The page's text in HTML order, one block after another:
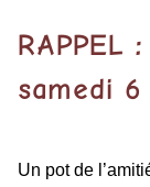
À faire à
RAPPEL
samedi
Un pot de